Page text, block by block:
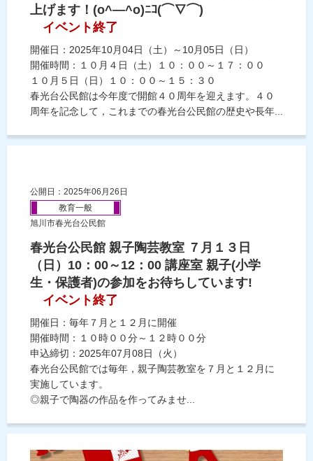
上げます！(o^―^o)ﾆｺ(⌒∇⌒)
イベント終了
開催日：2025年10月04日（土）～10月05日（日）
開催時間：１０月４日（土）１０：００～１７：００
１０月５日（日）１０：００～１５：３０
春光台公民館は今年度で開館４０周年を迎えます。４０
周年を記念して，これまでの春光台公民館の歴史や長年...
公開日：2025年06月26日
教育一般
旭川市春光台公民館
春光台公民館 親子陶芸教室 ７月１３日
（日）10：00～12：00 講座室 親子(小学
生・保護者)の参加をお待ちしています!
イベント終了
開催日：毎年７月と１２月に開催
開催時間：１０時００分～１２時００分
申込締切：2025年07月08日（火）
春光台公民館では毎年，親子陶芸教室を７月と１２月に
実施しています。
◎親子で陶器の作品を作ってみませ...